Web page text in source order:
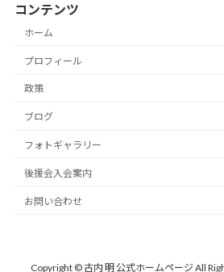
コンテンツ
ホーム
プロフィール
政策
ブログ
フォトギャラリー
後援会入会案内
お問い合わせ
Copyright © 古内 明 公式ホームページ All